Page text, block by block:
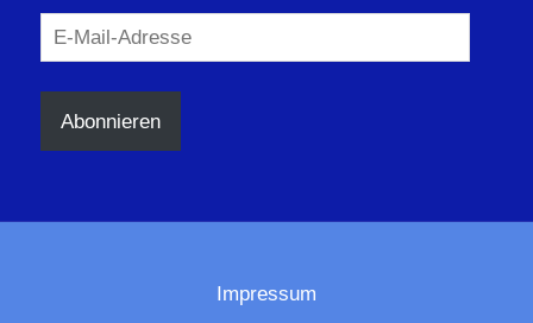
E-
Mail-
Adresse
Abonnieren
Impressum